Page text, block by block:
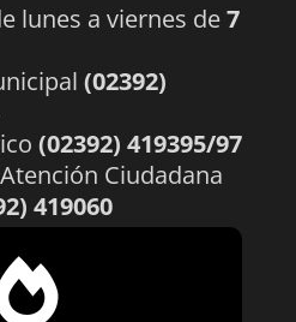
lunes a viernes de7
(02392)
(02392) 419395/97
Ciudadana
419060